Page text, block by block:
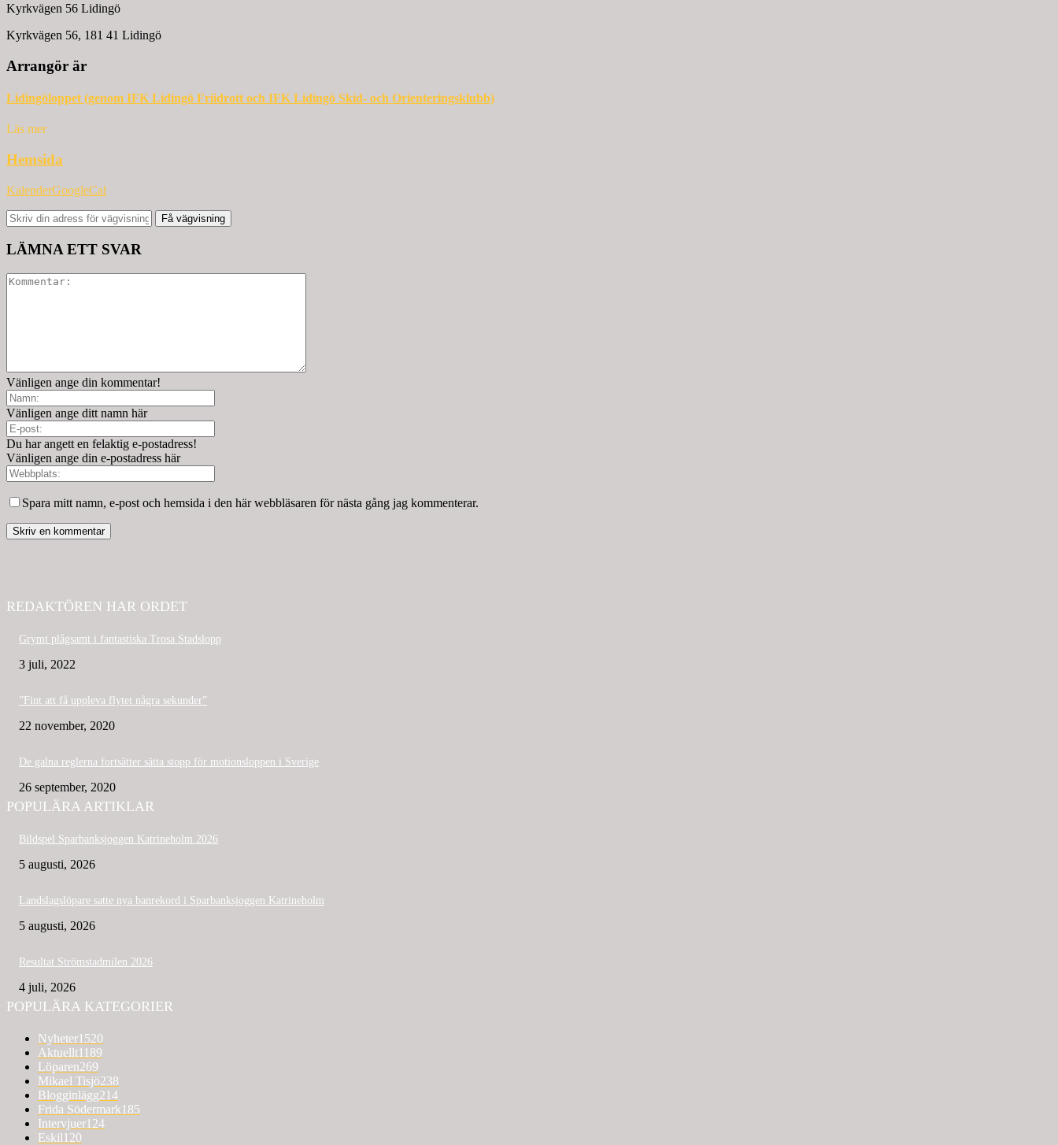
Kyrkvägen 56 Lidingö
Kyrkvägen 56, 181 41 Lidingö
Arrangör är
Lidingöloppet (genom IFK Lidingö Friidrott och IFK Lidingö Skid- och Orienteringsklubb)
Läs mer
Hemsida
KalenderGoogleCal
Få vägvisning
LÄMNA ETT SVAR
Vänligen ange din kommentar!
Vänligen ange ditt namn här
Du har angett en felaktig e-postadress!
Vänligen ange din e-postadress här
Spara mitt namn, e-post och hemsida i den här webbläsaren för nästa gång jag kommenterar.
REDAKTÖREN HAR ORDET
Grymt plågsamt i fantastiska Trosa Stadslopp
3 juli, 2022
”Fint att få uppleva flytet några sekunder”
22 november, 2020
De galna reglerna fortsätter sätta stopp för motionsloppen i Sverige
26 september, 2020
POPULÄRA ARTIKLAR
Bildspel Sparbanksjoggen Katrineholm 2026
5 augusti, 2026
Landslagslöpare satte nya banrekord i Sparbanksjoggen Katrineholm
5 augusti, 2026
Resultat Strömstadmilen 2026
4 juli, 2026
POPULÄRA KATEGORIER
Nyheter1520
Aktuellt1189
Löparen269
Mikael Tisjö238
Blogginlägg214
Frida Södermark185
Intervjuer124
Eskil120